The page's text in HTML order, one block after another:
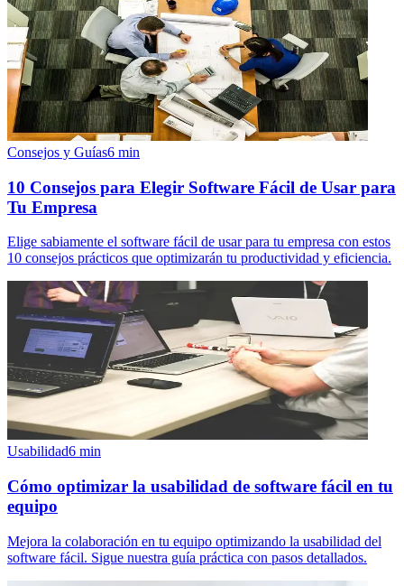
Consejos y Guías6 min
10 Consejos para Elegir Software Fácil de Usar para
Tu Empresa
Elige sabiamente el software fácil de usar para tu empresa con estos
10 consejos prácticos que optimizarán tu productividad y eficiencia.
Usabilidad6 min
Cómo optimizar la usabilidad de software fácil en tu
equipo
Mejora la colaboración en tu equipo optimizando la usabilidad del
software fácil. Sigue nuestra guía práctica con pasos detallados.